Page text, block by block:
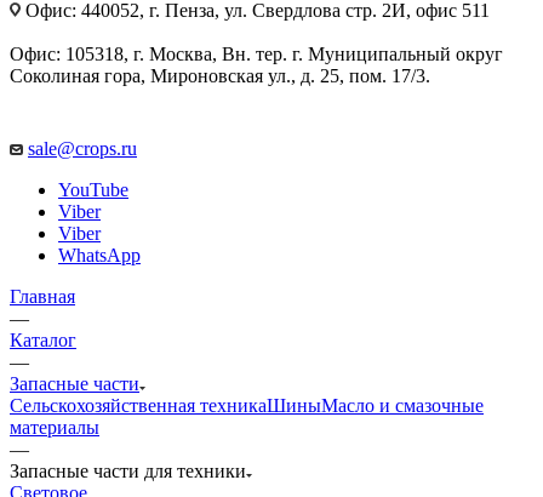
Офис: 440052, г. Пенза, ул. Свердлова стр. 2И, офис 511
Офис: 105318, г. Москва, Вн. тер. г. Муниципальный округ
Соколиная гора, Мироновская ул., д. 25, пом. 17/3.
sale@crops.ru
YouTube
Viber
Viber
WhatsApp
Главная
—
Каталог
—
Запасные части
Сельскохозяйственная техникаШиныМасло и смазочные
материалы
—
Запасные части для техники